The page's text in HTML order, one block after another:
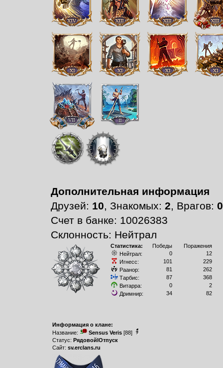
Дополнительная информация
Друзей: 10, Знакомых: 2, Врагов: 0
Счет в банке: 10026383
Склонность: Нейтрал
Статистика: Победы
Поражения
Нейтрал:
0
12
Игнесс:
101
229
Раанор:
81
262
Тарбис:
87
368
Витарра:
0
2
Дримнир:
34 82
Информация о клане:
Название:
Sensus Veris[88]
Статус: РядовойIОтпуск
Сайт: sv.erclans.ru